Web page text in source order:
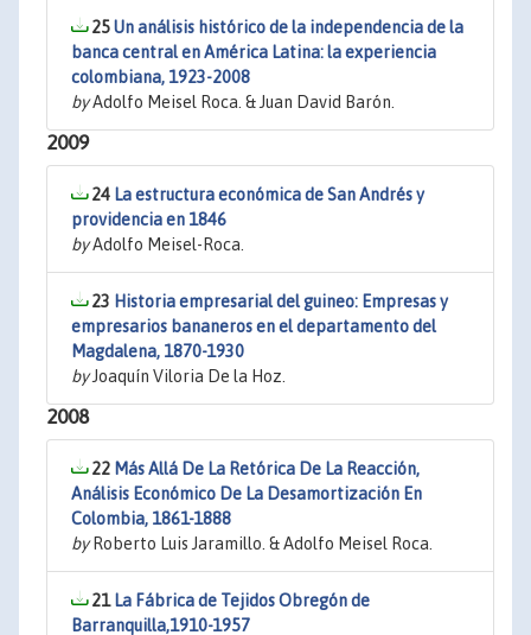
25Un análisis histórico de la independencia de la
banca central en América Latina: la experiencia
colombiana, 1923-2008
byAdolfo Meisel Roca. & Juan David Barón.
2009
24 La estructura económica de San Andrés y
providencia en 1846
byAdolfo Meisel-Roca.
23 Historia empresarial del guineo: Empresas y
empresarios bananeros en el departamento del
Magdalena, 1870-1930
byJoaquín Viloria De la Hoz.
2008
22 Más Allá De La Retórica De La Reacción,
Análisis Económico De La Desamortización En
Colombia, 1861-1888
byRoberto Luis Jaramillo. & Adolfo Meisel Roca.
21 La Fábrica de Tejidos Obregón de
Barranquilla,1910-1957